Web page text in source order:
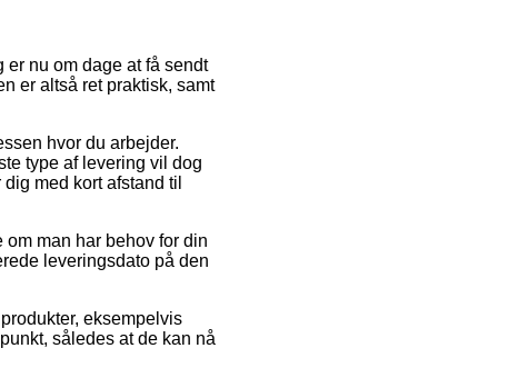
nu om dage at få sendt
er altså ret praktisk, samt
hvor du arbejder.
type af levering vil dog
med kort afstand til
man har behov for din
leveringsdato på den
eksempelvis
således at de kan nå